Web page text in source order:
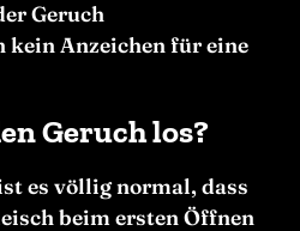
Geruch
Anzeichen für eine
Geruch los?
es völlig normal, dass
beim ersten Öffnen